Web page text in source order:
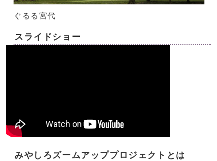
ぐるる宮代
スライドショー
みやしろズームアッププロジェクトとは